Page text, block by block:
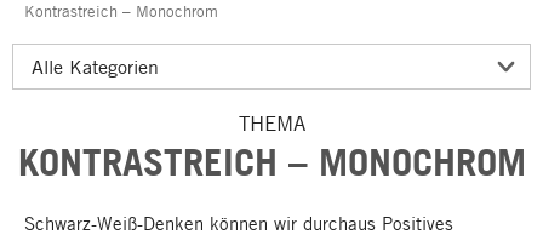
Kontrastreich – Monochrom
THEMA
KONTRASTREICH – MONOCHROM
Schwarz-Weiß-Denken können wir durchaus Positives